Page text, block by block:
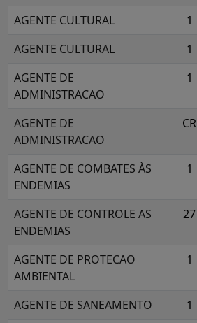
AGENTE CULTURAL 1
AGENTE CULTURAL
1
AGENTE DE
ADMINISTRACAO
1
AGENTE DE
ADMINISTRACAO
CR
AGENTE DE COMBATES ÀS
ENDEMIAS
1
AGENTE DE CONTROLE AS
ENDEMIAS
27
AGENTE DE PROTECAO
AMBIENTAL
1
AGENTE DE SANEAMENTO 1